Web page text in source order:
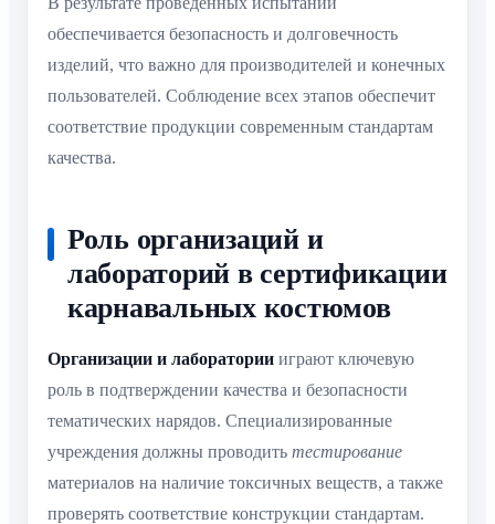
обеспечивается безопасность и долговечность
изделий, что важно для производителей и конечных
пользователей. Соблюдение всех этапов обеспечит
соответствие продукции современным стандартам
качества.
Роль организаций и
лабораторий в сертификации
карнавальных костюмов
Организации и лаборатории играют ключевую
роль в подтверждении качества и безопасности
тематических нарядов. Специализированные
учреждения должны проводить тестирование
материалов на наличие токсичных веществ, а также
проверять соответствие конструкции стандартам.